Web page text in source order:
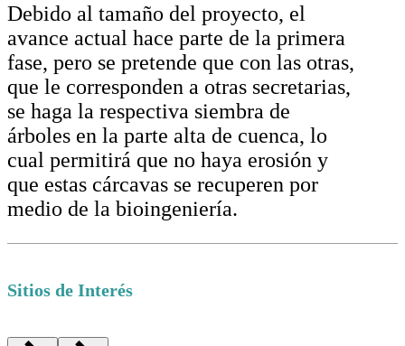
Debido al tamaño del proyecto, el
avance actual hace parte de la primera
fase, pero se pretende que con las otras,
que le corresponden a otras secretarias,
se haga la respectiva siembra de
árboles en la parte alta de cuenca, lo
cual permitirá que no haya erosión y
que estas cárcavas se recuperen por
medio de la bioingeniería.
Sitios de Interés